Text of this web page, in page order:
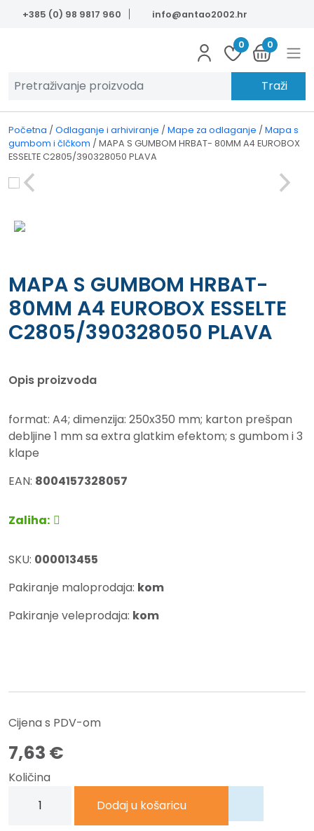
Skip to main content
+385 (0) 98 9817 960 info@antao2002.hr
0 0
Traži
Početna / Odlaganje i arhiviranje / Mape za odlaganje / Mapa s
gumbom i čIčkom / MAPA S GUMBOM HRBAT- 80MM A4 EUROBOX
ESSELTE C2805/390328050 PLAVA
MAPA S GUMBOM HRBAT-
80MM A4 EUROBOX ESSELTE
C2805/390328050 PLAVA
Opis proizvoda
format: A4; dimenzija: 250x350 mm; karton prešpan
debljine 1 mm sa extra glatkim efektom; s gumbom i 3
klape
EAN: 8004157328057
Zaliha:
SKU: 000013455
Pakiranje maloprodaja: kom
Pakiranje veleprodaja: kom
Cijena s PDV-om
7,63 €
Količina
Dodaj u košaricu